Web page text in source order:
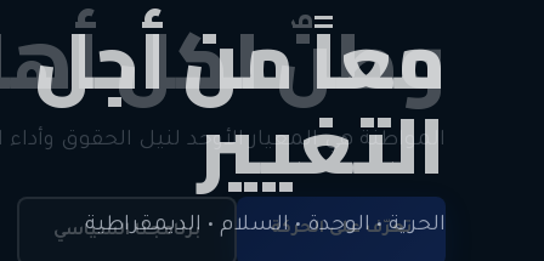
وطنٌ لكل
المواطنة هي المعيار الأوحد لنيل الحقوق وأداء
تعرّف على الحركة برنامجنا السياسي
معاً من أجل
الحرية • الوحدة • السلام • الديمقراطية
انضم للحركة اتصل بنا